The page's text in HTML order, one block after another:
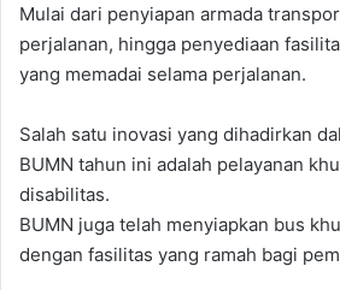
Mulai dari penyiapan armada
perjalanan, hingga penyediaan
yang memadai selama perjalanan.
Salah satu inovasi yang dihadirkan
BUMN tahun ini adalah pelayanan
disabilitas.
BUMN juga telah menyiapkan bus
dengan fasilitas yang ramah bagi